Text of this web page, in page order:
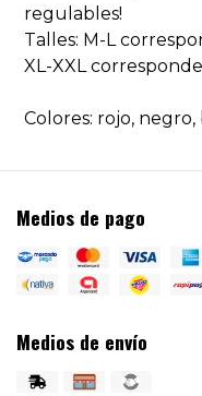
regulables!
Talles: M-L
XL-XXL
Colores: rojo,
Medios de pago
Medios de envío